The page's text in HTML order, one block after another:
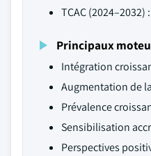
TCAC (2024–2032)
Principaux
Intégration
Augmentation de
Prévalence
Sensibilisation
Perspectives